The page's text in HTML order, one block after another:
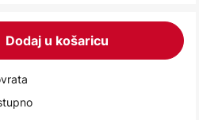
Dodaj u košaricu